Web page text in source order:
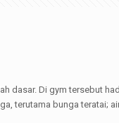
dasar. Di gym tersebut
terutama bunga teratai;